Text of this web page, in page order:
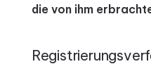
die von ihm